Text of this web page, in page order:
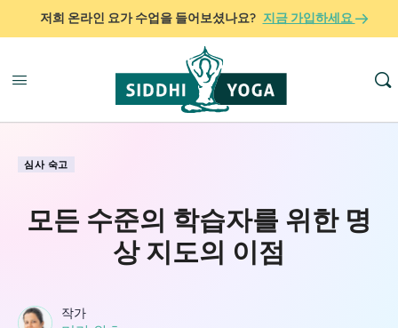
저희 온라인 요가 수업을 들어보셨나요? 지금 가입하세요
심사 숙고
모든 수준의 학습자를 위한 명
상 지도의 이점
작가